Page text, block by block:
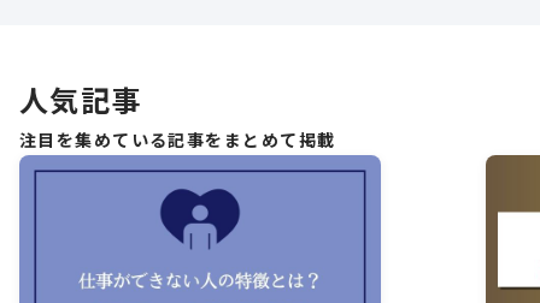
人気記事
注目を集めている記事をまとめて掲載